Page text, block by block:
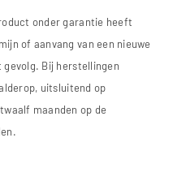
onder garantie heeft
of aanvang van een nieuwe
Bij herstellingen
uitsluitend op
maanden op de